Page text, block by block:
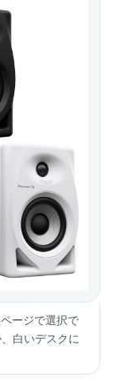
ージで選択で
白いデスクに